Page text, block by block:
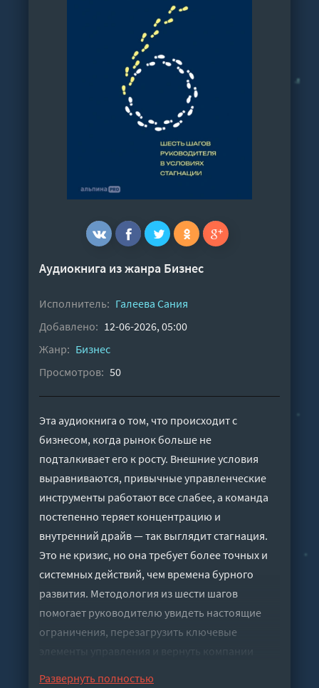
Аудиокнига из жанра Бизнес
Исполнитель: Галеева Сания
Добавлено: 12-06-2026, 05:00
Жанр: Бизнес
Просмотров: 50
Эта аудиокнига о том, что происходит с
бизнесом, когда рынок больше не
подталкивает его к росту. Внешние условия
выравниваются, привычные управленческие
инструменты работают все слабее, а команда
постепенно теряет концентрацию и
внутренний драйв — так выглядит стагнация.
Это не кризис, но она требует более точных и
системных действий, чем времена бурного
развития. Методология из шести шагов
помогает руководителю увидеть настоящие
ограничения, перезагрузить ключевые
элементы управления и вернуть компании
Развернуть полностью